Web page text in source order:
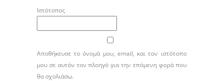
Ιστότοπος
Αποθήκευσε το όνομά μου, email, και τον ιστότοπο
μου σε αυτόν τον πλοηγό για την επόμενη φορά που
θα σχολιάσω.